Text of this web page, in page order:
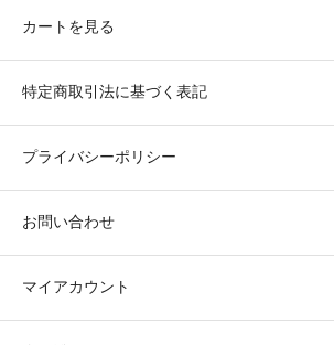
カートを見る
特定商取引法に基づく表記
プライバシーポリシー
お問い合わせ
マイアカウント